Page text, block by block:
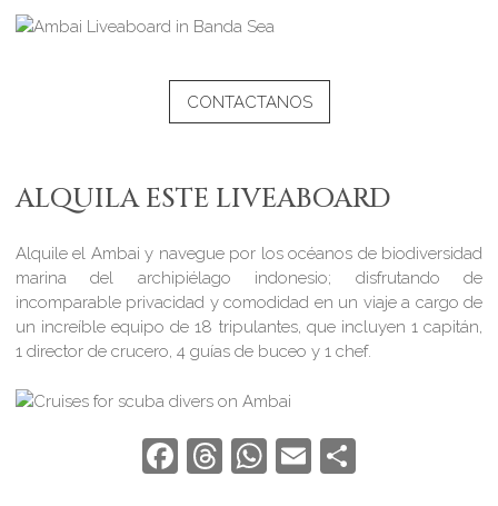
CONTACTANOS
ALQUILA ESTE LIVEABOARD
Alquile el Ambai y navegue por los océanos de biodiversidad
marina del archipiélago indonesio; disfrutando de
incomparable privacidad y comodidad en un viaje a cargo de
un increíble equipo de 18 tripulantes, que incluyen 1 capitán,
1 director de crucero, 4 guías de buceo y 1 chef.
Facebook
Threads
WhatsApp
Email